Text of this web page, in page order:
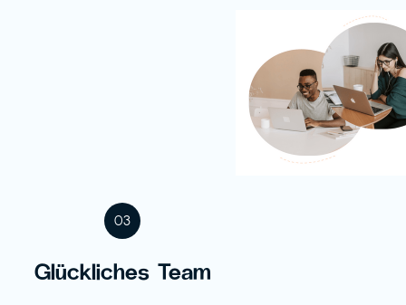
03
Glückliches Team